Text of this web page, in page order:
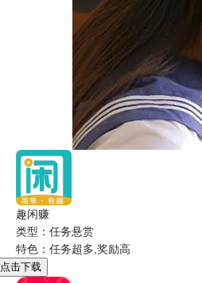
趣闲赚
类型：任务悬赏
特色：任务超多,奖励高
点击下载